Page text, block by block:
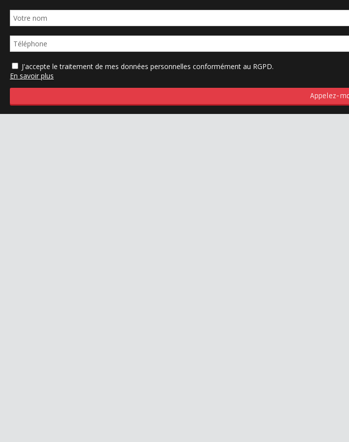
J'accepte le traitement de mes données personnelles conformément au RGPD.
En savoir plus